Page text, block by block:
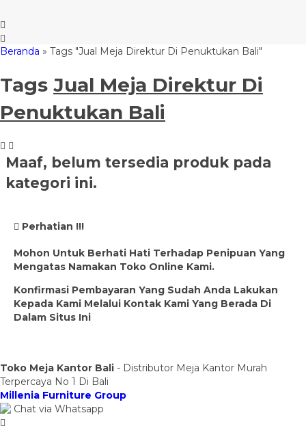
Beranda » Tags "Jual Meja Direktur Di Penuktukan Bali"
Tags Jual Meja Direktur Di
Penuktukan Bali
Maaf, belum tersedia produk pada
kategori ini.
Perhatian !!!
Mohon Untuk Berhati Hati Terhadap Penipuan Yang
Mengatas Namakan Toko Online Kami.
Konfirmasi Pembayaran Yang Sudah Anda Lakukan
Kepada Kami Melalui Kontak Kami Yang Berada Di
Dalam Situs Ini
Toko Meja Kantor Bali - Distributor Meja Kantor Murah
Terpercaya No 1 Di Bali
Millenia Furniture Group
Chat via Whatsapp